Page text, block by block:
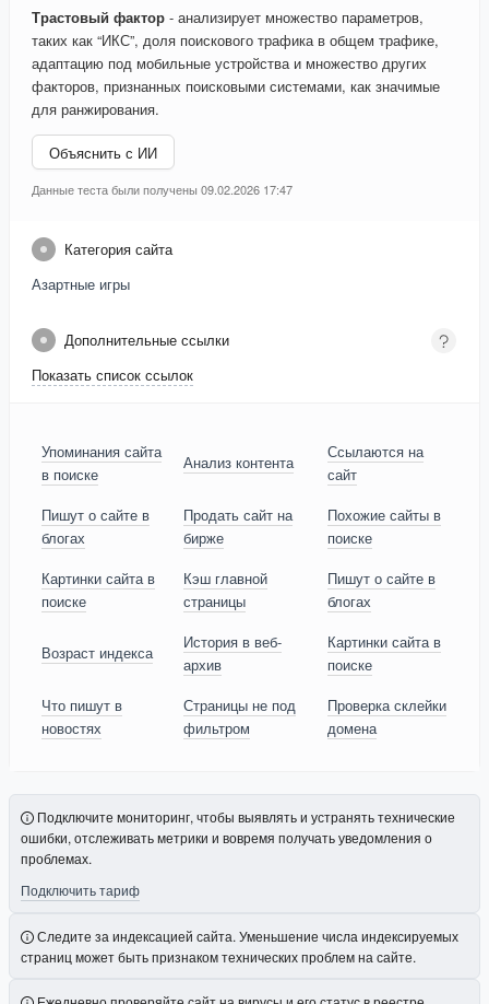
Трастовый фактор - анализирует множество параметров,
таких как “ИКС”, доля поискового трафика в общем трафике,
адаптацию под мобильные устройства и множество других
факторов, признанных поисковыми системами, как значимые
для ранжирования.
Объяснить с ИИ
Данные теста были получены 09.02.2026 17:47
Категория сайта
Азартные игры
Дополнительные ссылки
Показать список ссылок
Упоминания сайта
в поиске
Анализ контента
Ссылаются на
сайт
Пишут о сайте в
блогах
Продать сайт на
бирже
Похожие сайты в
поиске
Картинки сайта в
поиске
Кэш главной
страницы
Пишут о сайте в
блогах
Возраст индекса
История в веб-
архив
Картинки сайта в
поиске
Что пишут в
новостях
Страницы не под
фильтром
Проверка склейки
домена
Подключите мониторинг, чтобы выявлять и устранять технические
ошибки, отслеживать метрики и вовремя получать уведомления о
проблемах.
Подключить тариф
Следите за индексацией сайта. Уменьшение числа индексируемых
страниц может быть признаком технических проблем на сайте.